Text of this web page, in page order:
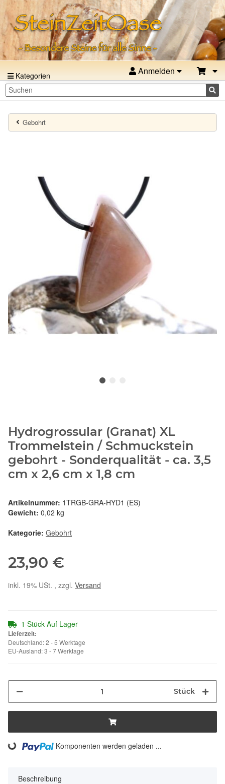
Kategorien Anmelden
Gebohrt
Hydrogrossular (Granat) XL
Trommelstein / Schmuckstein
gebohrt - Sonderqualität - ca. 3,5
cm x 2,6 cm x 1,8 cm
Artikelnummer: 1TRGB-GRA-HYD1 (ES)
Gewicht: 0,02 kg
Kategorie: Gebohrt
23,90 €
inkl. 19% USt. , zzgl. Versand
1 Stück Auf Lager
Lieferzeit:
Deutschland: 2 - 5 Werktage
EU-Ausland: 3 - 7 Werktage
Stück
Komponenten werden geladen ...
Beschreibung